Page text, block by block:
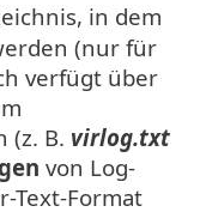
in dem
(nur für
verfügt über
(z. B. virlog.txt
von Log-
Text-Format